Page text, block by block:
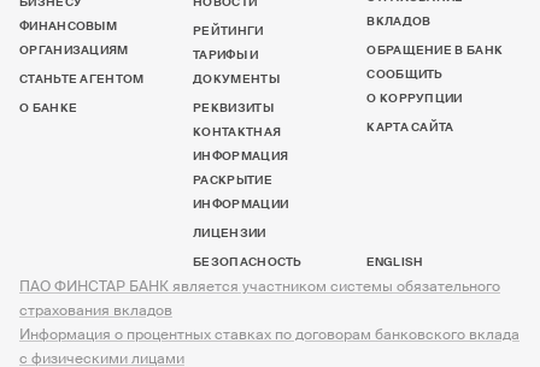
ФИНАНСОВЫМ
ОРГАНИЗАЦИЯМ
СТАНЬТЕ АГЕНТОМ
О БАНКЕ
РЕЙТИНГИ
ТАРИФЫ И
ДОКУМЕНТЫ
РЕКВИЗИТЫ
КОНТАКТНАЯ
ИНФОРМАЦИЯ
РАСКРЫТИЕ
ИНФОРМАЦИИ
ЛИЦЕНЗИИ
БЕЗОПАСНОСТЬ
ВКЛАДОВ
ОБРАЩЕНИЕ В БАНК
СООБЩИТЬ
О КОРРУПЦИИ
КАРТА САЙТА
ENGLISH
ПАО ФИНСТАР БАНК является участником системы обязательного
страхования вкладов
Информация о процентных ставках по договорам банковского вклада
с физическими лицами